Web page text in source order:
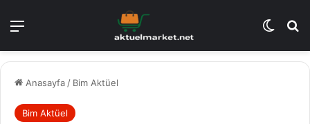
Dış
Anasayfa / Bim Aktüel
Bim Aktüel